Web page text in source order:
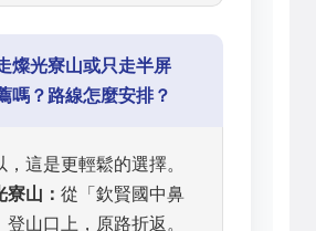
燦光寮山或只走半屏
嗎？路線怎麼安排？
，這是更輕鬆的選擇。
寮山： 從「欽賢國中鼻
登山口上，原路折返。